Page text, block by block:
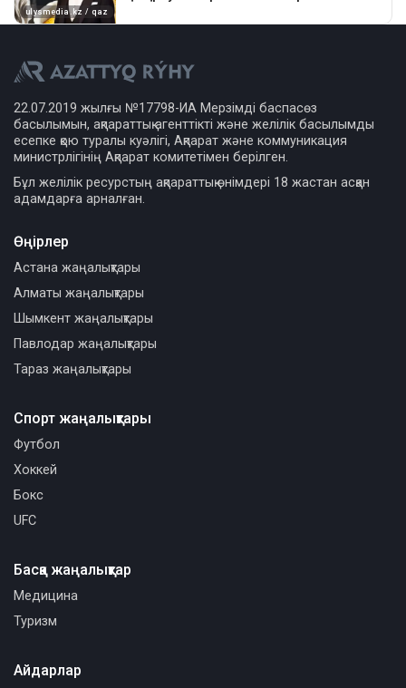
22.07.2019 жылғы №17798-ИА Мерзімді баспасөз
басылымын, ақпараттық агенттікті және желілік басылымды
есепке қою туралы куәлігі, Ақпарат және коммуникация
министрлігінің Ақпарат комитетімен берілген.
Бұл желілік ресурстың ақпараттық өнімдері 18 жастан асқан
адамдарға арналған.
Өңірлер
Астана жаңалықтары
Алматы жаңалықтары
Шымкент жаңалықтары
Павлодар жаңалықтары
Тараз жаңалықтары
Спорт жаңалықтары
Футбол
Хоккей
Бокс
UFC
Басқа жаңалықтар
Медицина
Туризм
Айдарлар